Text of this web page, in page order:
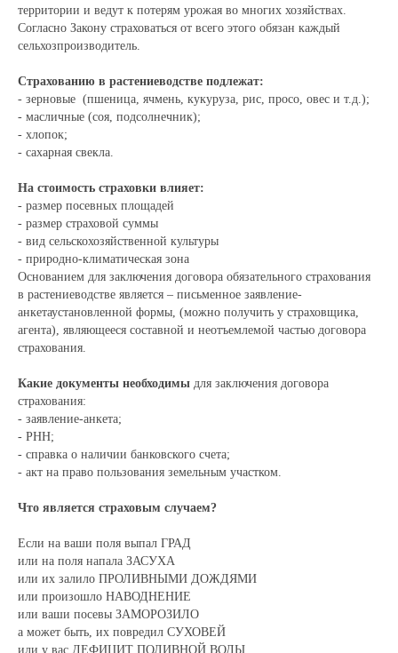
территории и ведут к потерям урожая во многих хозяйствах.
Согласно Закону страховаться от всего этого обязан каждый
сельхозпроизводитель.
Страхованию в растениеводстве подлежат:
- зерновые (пшеница, ячмень, кукуруза, рис, просо, овес и т.д.);
- масличные (соя, подсолнечник);
- хлопок;
- сахарная свекла.
На стоимость страховки влияет:
- размер посевных площадей
- размер страховой суммы
- вид сельскохозяйственной культуры
- природно-климатическая зона
Основанием для заключения договора обязательного страхования
в растениеводстве является – письменное заявление-
анкетаустановленной формы, (можно получить у страховщика,
агента), являющееся составной и неотъемлемой частью договора
страхования.
Какие документы необходимы для заключения договора
страхования:
- заявление-анкета;
- РНН;
- справка о наличии банковского счета;
- акт на право пользования земельным участком.
Что является страховым случаем?
Если на ваши поля выпал ГРАД
или на поля напала ЗАСУХА
или их залило ПРОЛИВНЫМИ ДОЖДЯМИ
или произошло НАВОДНЕНИЕ
или ваши посевы ЗАМОРОЗИЛО
а может быть, их повредил СУХОВЕЙ
или у вас ДЕФИЦИТ ПОЛИВНОЙ ВОДЫ